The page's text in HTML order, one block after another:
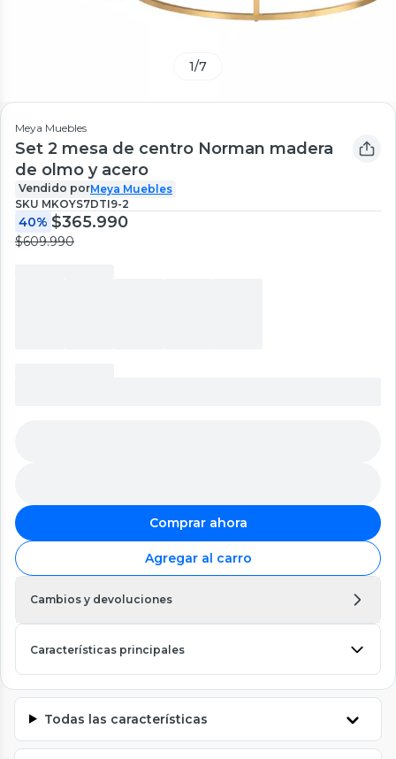
1/7
Meya Muebles
Set 2 mesa de centro Norman madera
de olmo y acero
Vendido porMeya Muebles
SKU MKOYS7DTI9-2
40% $365.990
$609.990
Comprar ahora
Agregar al carro
Cambios y devoluciones
Características principales
Todas las características